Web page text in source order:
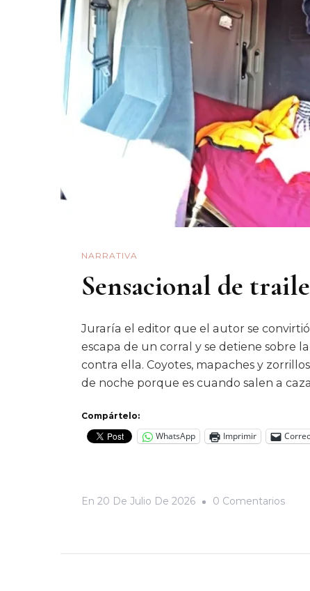
NARRATIVA
Sensacional de
Juraría el editor que el autor se
escapa de un corral y se detiene sobre
contra ella. Coyotes, mapaches y
de noche porque es cuando salen a
Compártelo:
WhatsApp Imprimir
En 20 De Julio De 2026 0 ComentariosEn